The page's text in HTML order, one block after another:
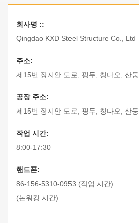
회사명 ::
Qingdao KXD Steel Structure Co., Ltd
주소:
제15번 장지안 도로, 핑두, 칭다오, 산둥
공장 주소:
제15번 장지안 도로, 핑두, 칭다오, 산둥
작업 시간:
8:00-17:30
핸드폰:
86-156-5310-0953 (작업 시간)
(논워킹 시간)